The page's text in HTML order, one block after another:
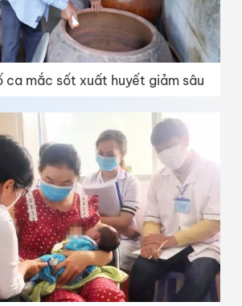
ca mắc sốt xuất huyết giảm sâu